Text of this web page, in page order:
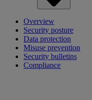
Overview
Security posture
Data protection
Misuse prevention
Security bulletins
Compliance